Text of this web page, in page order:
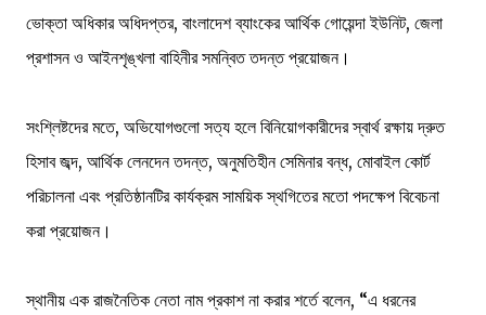
ভোক্তা অধিকার অধিদপ্তর, বাংলাদেশ ব্যাংকের আর্থিক গোয়েন্দা ইউনিট, জেলা
প্রশাসন ও আইনশৃঙ্খলা বাহিনীর সমন্বিত তদন্ত প্রয়োজন।
সংশ্লিষ্টদের মতে, অভিযোগগুলো সত্য হলে বিনিয়োগকারীদের স্বার্থ রক্ষায় দ্রুত
হিসাব জব্দ, আর্থিক লেনদেন তদন্ত, অনুমতিহীন সেমিনার বন্ধ, মোবাইল কোর্ট
পরিচালনা এবং প্রতিষ্ঠানটির কার্যক্রম সাময়িক স্থগিতের মতো পদক্ষেপ বিবেচনা
করা প্রয়োজন।
স্থানীয় এক রাজনৈতিক নেতা নাম প্রকাশ না করার শর্তে বলেন, “এ ধরনের